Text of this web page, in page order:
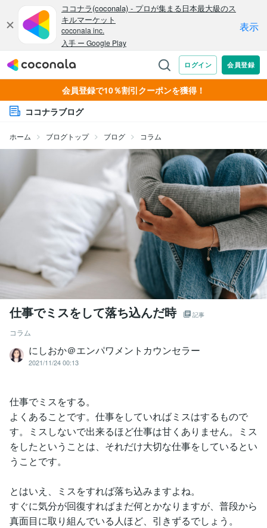
会員登録で10％割引クーポンを獲得！
ココナラブログ
ホーム ブログトップ ブログ コラム
仕事でミスをして落ち込んだ時 記事
コラム
にしおか＠エンパワメントカウンセラー
2021/11/24 00:13
仕事でミスをする。
よくあることです。仕事をしていればミスはするもので
す。ミスしないで出来るほど仕事は甘くありません。ミス
をしたということは、それだけ大切な仕事をしているとい
うことです。
とはいえ、ミスをすれば落ち込みますよね。
すぐに気分が回復すればまだ何とかなりますが、普段から
真面目に取り組んでいる人ほど、引きずるでしょう。